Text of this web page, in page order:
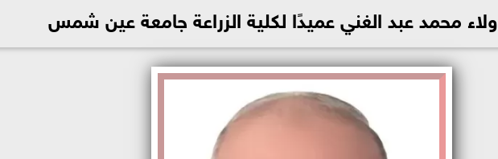
ولاء محمد عبد الغني عميدًا لكلية الزراعة جامعة عين شمس